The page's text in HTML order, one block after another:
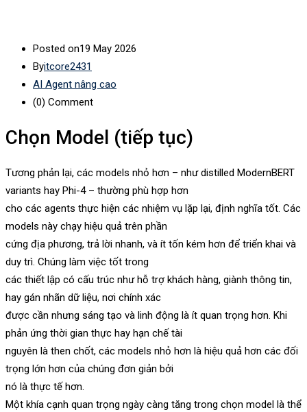
Posted on19 May 2026
Byitcore2431
AI Agent nâng cao
(0) Comment
Chọn Model (tiếp tục)
Tương phản lại, các models nhỏ hơn – như distilled ModernBERT
variants hay Phi-4 – thường phù hợp hơn
cho các agents thực hiện các nhiệm vụ lặp lại, định nghĩa tốt. Các
models này chạy hiệu quả trên phần
cứng địa phương, trả lời nhanh, và ít tốn kém hơn để triển khai và
duy trì. Chúng làm việc tốt trong
các thiết lập có cấu trúc như hỗ trợ khách hàng, giành thông tin,
hay gán nhãn dữ liệu, nơi chính xác
được cần nhưng sáng tạo và linh động là ít quan trọng hơn. Khi
phản ứng thời gian thực hay hạn chế tài
nguyên là then chốt, các models nhỏ hơn là hiệu quả hơn các đối
trọng lớn hơn của chúng đơn giản bởi
nó là thực tế hơn.
Một khía cạnh quan trọng ngày càng tăng trong chọn model là thể